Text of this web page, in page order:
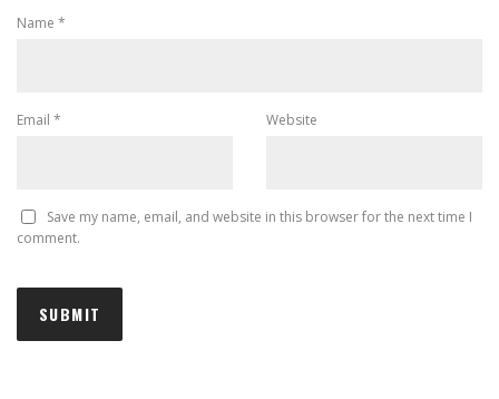
Name *
Email * Website
Save my name, email, and website in this browser for the next time I
comment.